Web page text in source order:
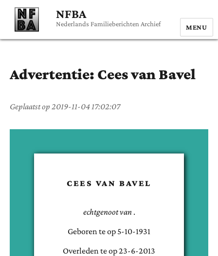
NFBA
Nederlands Familieberichten Archief MENU
Advertentie: Ceesvan Bavel
Geplaatst op 2019-11-04 17:02:07
CEES VAN BAVEL
echtgenoot van .
Geboren teop 5-10-1931
Overleden teop23-6-2013